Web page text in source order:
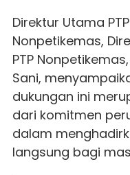
Direktur Utama PTP
Nonpetikemas,
PTP
Sani,
dukungan ini
dari komitmen
dalam
langsung bagi